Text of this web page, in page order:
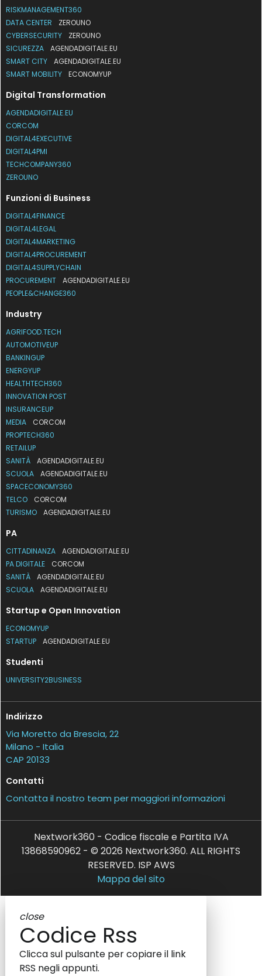
RISKMANAGEMENT360
DATA CENTER
ZEROUNO
CYBERSECURITY
ZEROUNO
SICUREZZA
AGENDADIGITALE.EU
SMART CITY
AGENDADIGITALE.EU
SMART MOBILITY
ECONOMYUP
Digital Transformation
AGENDADIGITALE.EU
CORCOM
DIGITAL4EXECUTIVE
DIGITAL4PMI
TECHCOMPANY360
ZEROUNO
Funzioni di Business
DIGITAL4FINANCE
DIGITAL4LEGAL
DIGITAL4MARKETING
DIGITAL4PROCUREMENT
DIGITAL4SUPPLYCHAIN
PROCUREMENT
AGENDADIGITALE.EU
PEOPLE&CHANGE360
Industry
AGRIFOOD.TECH
AUTOMOTIVEUP
BANKINGUP
ENERGYUP
HEALTHTECH360
INNOVATION POST
INSURANCEUP
MEDIA
CORCOM
PROPTECH360
RETAILUP
SANITÀ
AGENDADIGITALE.EU
SCUOLA
AGENDADIGITALE.EU
SPACECONOMY360
TELCO
CORCOM
TURISMO
AGENDADIGITALE.EU
PA
CITTADINANZA
AGENDADIGITALE.EU
PA DIGITALE
CORCOM
SANITÀ
AGENDADIGITALE.EU
SCUOLA
AGENDADIGITALE.EU
Startup e Open Innovation
ECONOMYUP
STARTUP
AGENDADIGITALE.EU
Studenti
UNIVERSITY2BUSINESS
Indirizzo
Via Moretto da Brescia, 22
Milano - Italia
CAP 20133
Contatti
Contatta il nostro team per maggiori informazioni
Nextwork360 - Codice fiscale e Partita IVA
13868590962 - © 2026 Nextwork360. ALL RIGHTS
RESERVED. ISP AWS
Mappa del sito
close
Codice Rss
Clicca sul pulsante per copiare il link
RSS negli appunti.